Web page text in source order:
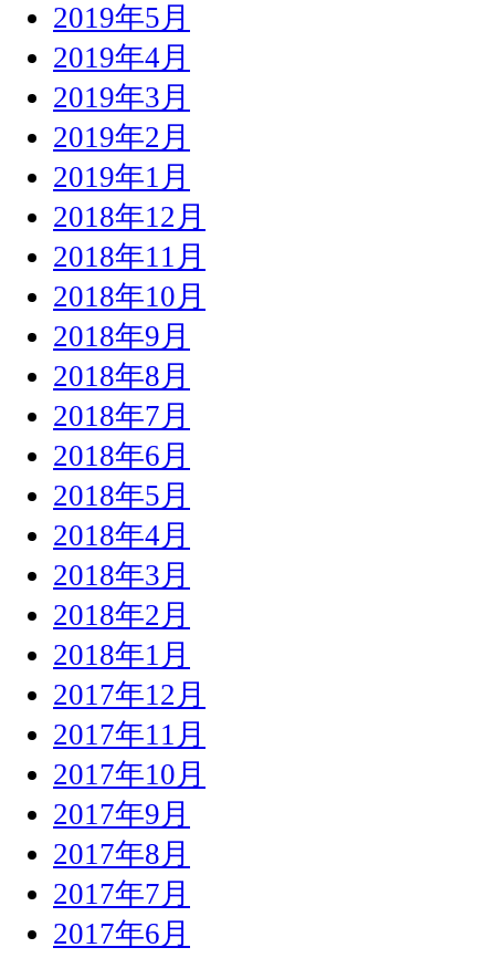
2019年5月
2019年4月
2019年3月
2019年2月
2019年1月
2018年12月
2018年11月
2018年10月
2018年9月
2018年8月
2018年7月
2018年6月
2018年5月
2018年4月
2018年3月
2018年2月
2018年1月
2017年12月
2017年11月
2017年10月
2017年9月
2017年8月
2017年7月
2017年6月